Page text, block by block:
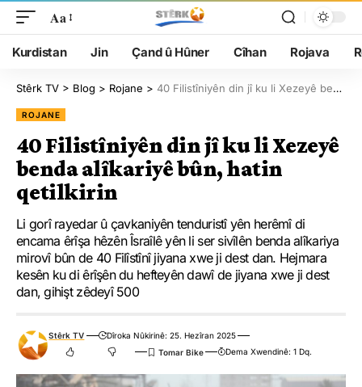
Aa
Kurdistan Jin Çand û Hûner Cîhan Rojava
Stêrk TV > Blog > Rojane > 40 Filistîniyên din jî ku li Xezeyê benda alîkariyê bûn, hatin qetilkirin
ROJANE
40 Filistîniyên din jî ku li Xezeyê
benda alîkariyê bûn, hatin
qetilkirin
Li gorî rayedar û çavkaniyên tenduristî yên herêmî di
encama êrîşa hêzên Îsraîlê yên li ser sivîlên benda alîkariya
mirovî bûn de 40 Filîstînî jiyana xwe ji dest dan. Hejmara
kesên ku di êrîşên du hefteyên dawî de jiyana xwe ji dest
dan, gihişt zêdeyî 500
Stêrk TV
Dîroka Nûkirinê: 25. Hezîran 2025
Dema Xwendinê: 1 Dq.